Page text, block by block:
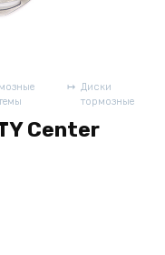
Диски
тормозные
Center